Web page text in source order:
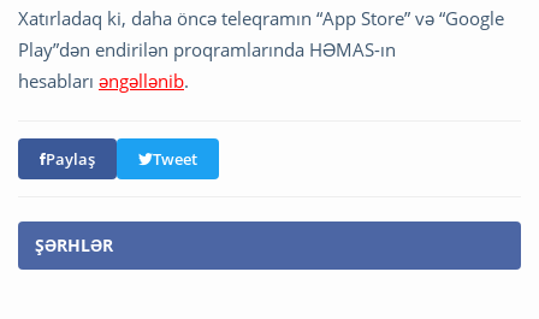
Xatırladaq ki, daha öncə teleqramın “App Store” və “Google
Play”dən endirilən proqramlarında HƏMAS-ın
hesabları əngəllənib.
Paylaş Tweet
ŞƏRHLƏR